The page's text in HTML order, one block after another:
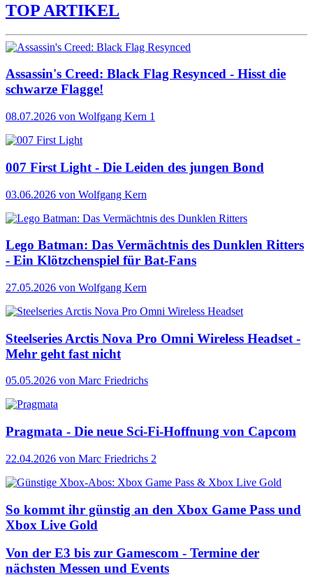
TOP ARTIKEL
Assassin's Creed: Black Flag Resynced - Hisst die
schwarze Flagge!
08.07.2026 von Wolfgang Kern 1
007 First Light - Die Leiden des jungen Bond
03.06.2026 von Wolfgang Kern
Lego Batman: Das Vermächtnis des Dunklen Ritters
- Ein Klötzchenspiel für Bat-Fans
27.05.2026 von Wolfgang Kern
Steelseries Arctis Nova Pro Omni Wireless Headset -
Mehr geht fast nicht
05.05.2026 von Marc Friedrichs
Pragmata - Die neue Sci-Fi-Hoffnung von Capcom
22.04.2026 von Marc Friedrichs 2
So kommt ihr günstig an den Xbox Game Pass und
Xbox Live Gold
Von der E3 bis zur Gamescom - Termine der
nächsten Messen und Events